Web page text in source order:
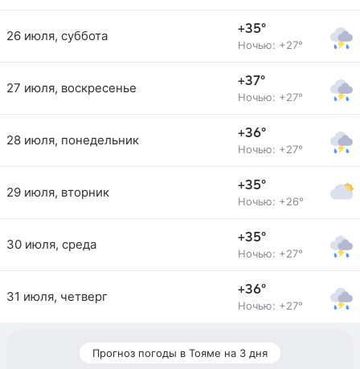
26 июля, суббота +35°
Ночью: +27°
27 июля, воскресенье +37°
Ночью: +27°
28 июля, понедельник +36°
Ночью: +27°
29 июля, вторник +35°
Ночью: +26°
30 июля, среда +35°
Ночью: +27°
31 июля, четверг +36°
Ночью: +27°
Прогноз погоды в Тояме на 3 дня